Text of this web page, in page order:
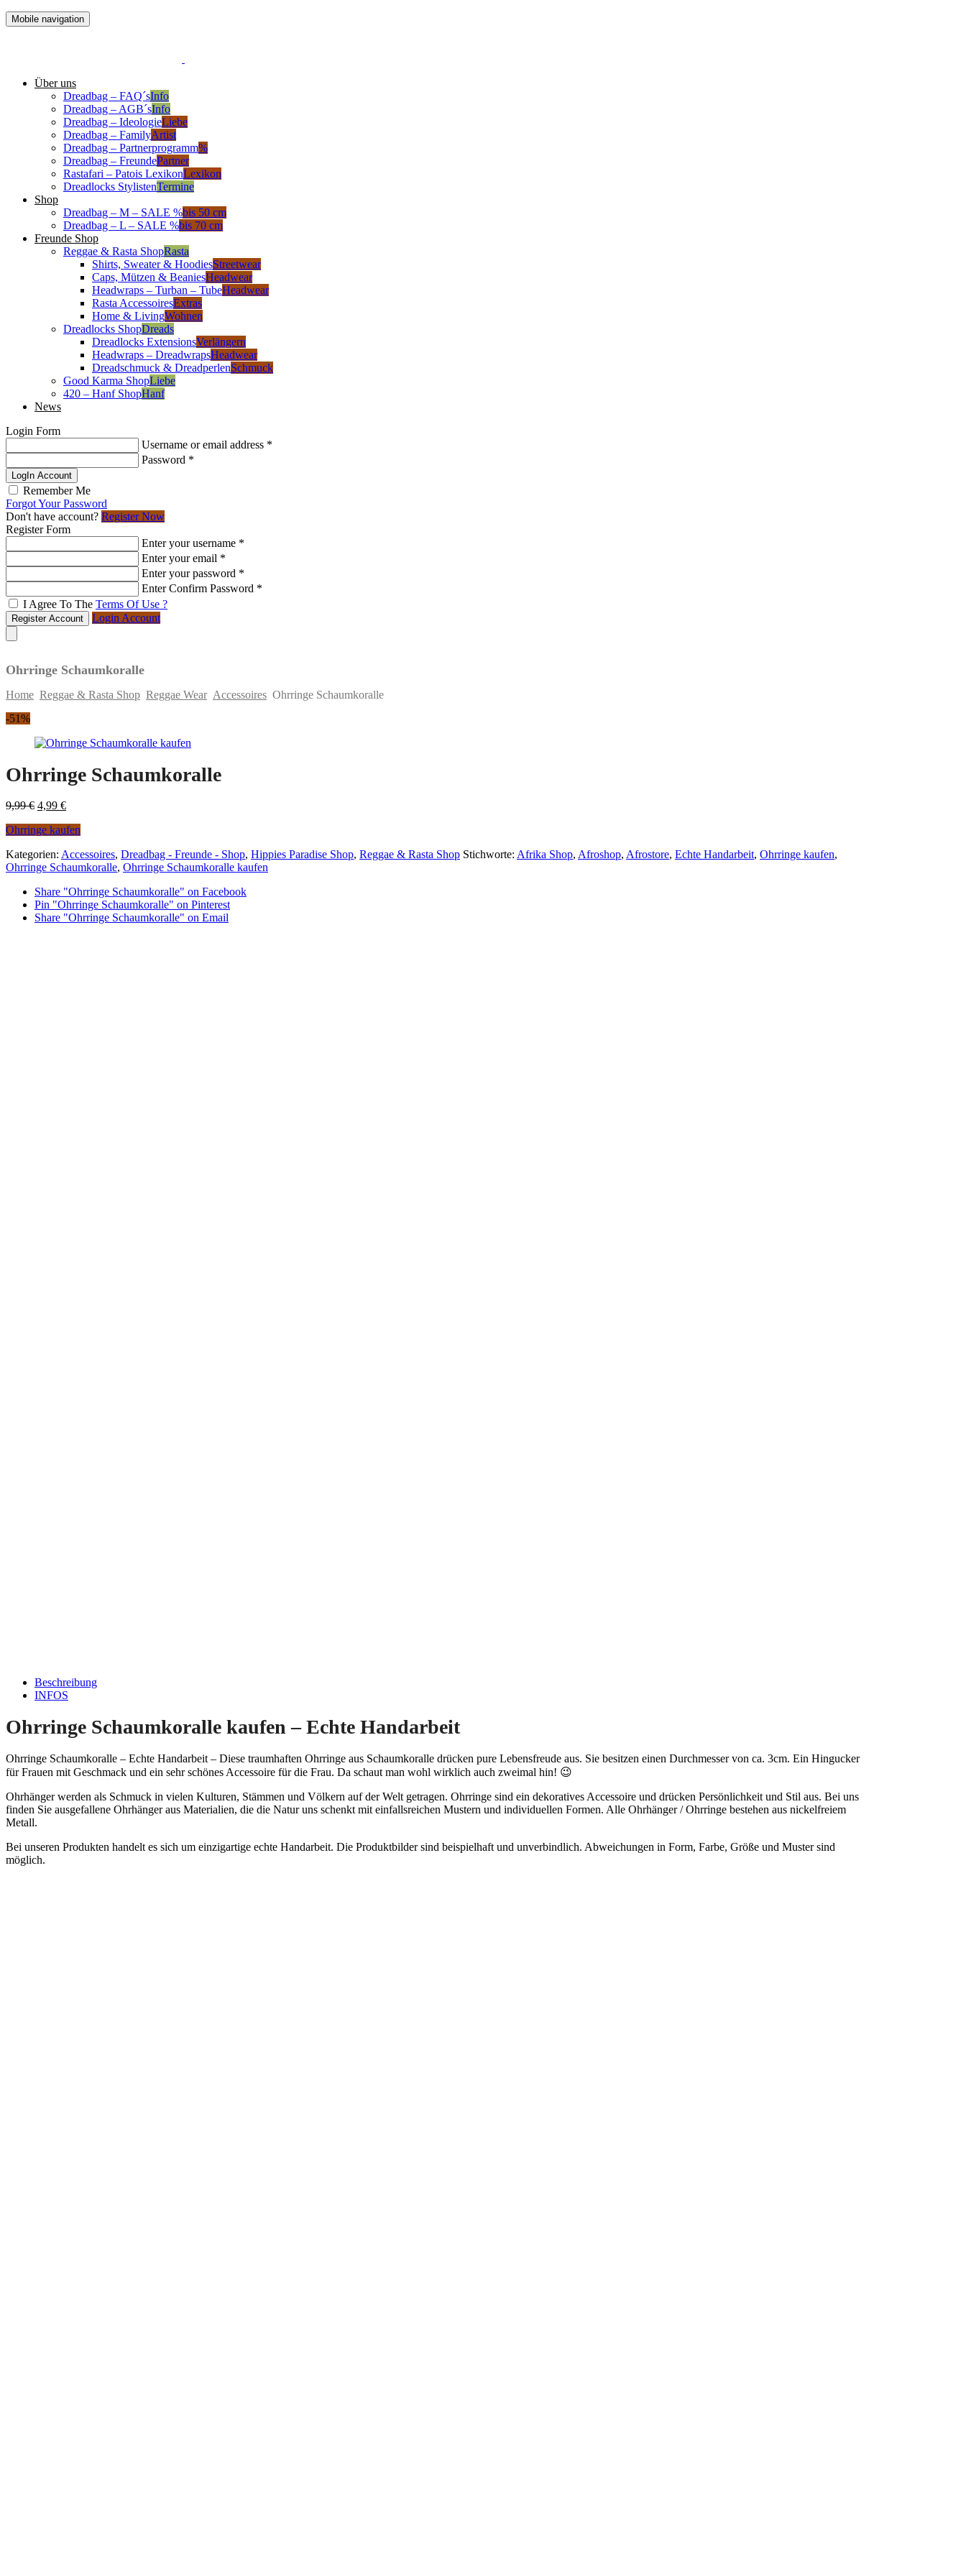
Mobile navigation
Über uns
Dreadbag – FAQ´sInfo
Dreadbag – AGB´sInfo
Dreadbag – IdeologieLiebe
Dreadbag – FamilyArtist
Dreadbag – Partnerprogramm%
Dreadbag – FreundePartner
Rastafari – Patois LexikonLexikon
Dreadlocks StylistenTermine
Shop
Dreadbag – M – SALE %bis 50 cm
Dreadbag – L – SALE %bis 70 cm
Freunde Shop
Reggae & Rasta ShopRasta
Shirts, Sweater & HoodiesStreetwear
Caps, Mützen & BeaniesHeadwear
Headwraps – Turban – TubeHeadwear
Rasta AccessoiresExtras
Home & LivingWohnen
Dreadlocks ShopDreads
Dreadlocks ExtensionsVerlängern
Headwraps – DreadwrapsHeadwear
Dreadschmuck & DreadperlenSchmuck
Good Karma ShopLiebe
420 – Hanf ShopHanf
News
Login Form
Username or email address *
Password *
LogIn Account
Remember Me
Forgot Your Password
Don't have account? Register Now
Register Form
Enter your username *
Enter your email *
Enter your password *
Enter Confirm Password *
I Agree To The Terms Of Use ?
Register Account Login Account
Ohrringe Schaumkoralle
Home Reggae & Rasta Shop Reggae Wear Accessoires Ohrringe Schaumkoralle
Skip
content
-51%
Ohrringe Schaumkoralle
9,99€ Original
was:
4,99 €Current
is:
Ohrringe kaufen
Kategorien: Accessoires, Dreadbag - Freunde - Shop, Hippies Paradise Shop, Reggae & Rasta Shop Stichworte: Afrika Shop, Afroshop, Afrostore, Echte Handarbeit, Ohrringe kaufen,
Ohrringe Schaumkoralle, Ohrringe Schaumkoralle kaufen
Share "Ohrringe Schaumkoralle" on Facebook
Pin "Ohrringe Schaumkoralle" on Pinterest
Share "Ohrringe Schaumkoralle" on Email
Beschreibung
INFOS
Ohrringe Schaumkoralle kaufen – Echte Handarbeit
Ohrringe Schaumkoralle – Echte Handarbeit – Diese traumhaften Ohrringe aus Schaumkoralle drücken pure Lebensfreude aus. Sie besitzen einen Durchmesser von ca. 3cm. Ein Hingucker
für Frauen mit Geschmack und ein sehr schönes Accessoire für die Frau. Da schaut man wohl wirklich auch zweimal hin! 😉
Ohrhänger werden als Schmuck in vielen Kulturen, Stämmen und Völkern auf der Welt getragen. Ohrringe sind ein dekoratives Accessoire und drücken Persönlichkeit und Stil aus. Bei uns
finden Sie ausgefallene Ohrhänger aus Materialien, die die Natur uns schenkt mit einfallsreichen Mustern und individuellen Formen. Alle Ohrhänger / Ohrringe bestehen aus nickelfreiem
Metall.
Bei unseren Produkten handelt es sich um einzigartige echte Handarbeit. Die Produktbilder sind beispielhaft und unverbindlich. Abweichungen in Form, Farbe, Größe und Muster sind
möglich.